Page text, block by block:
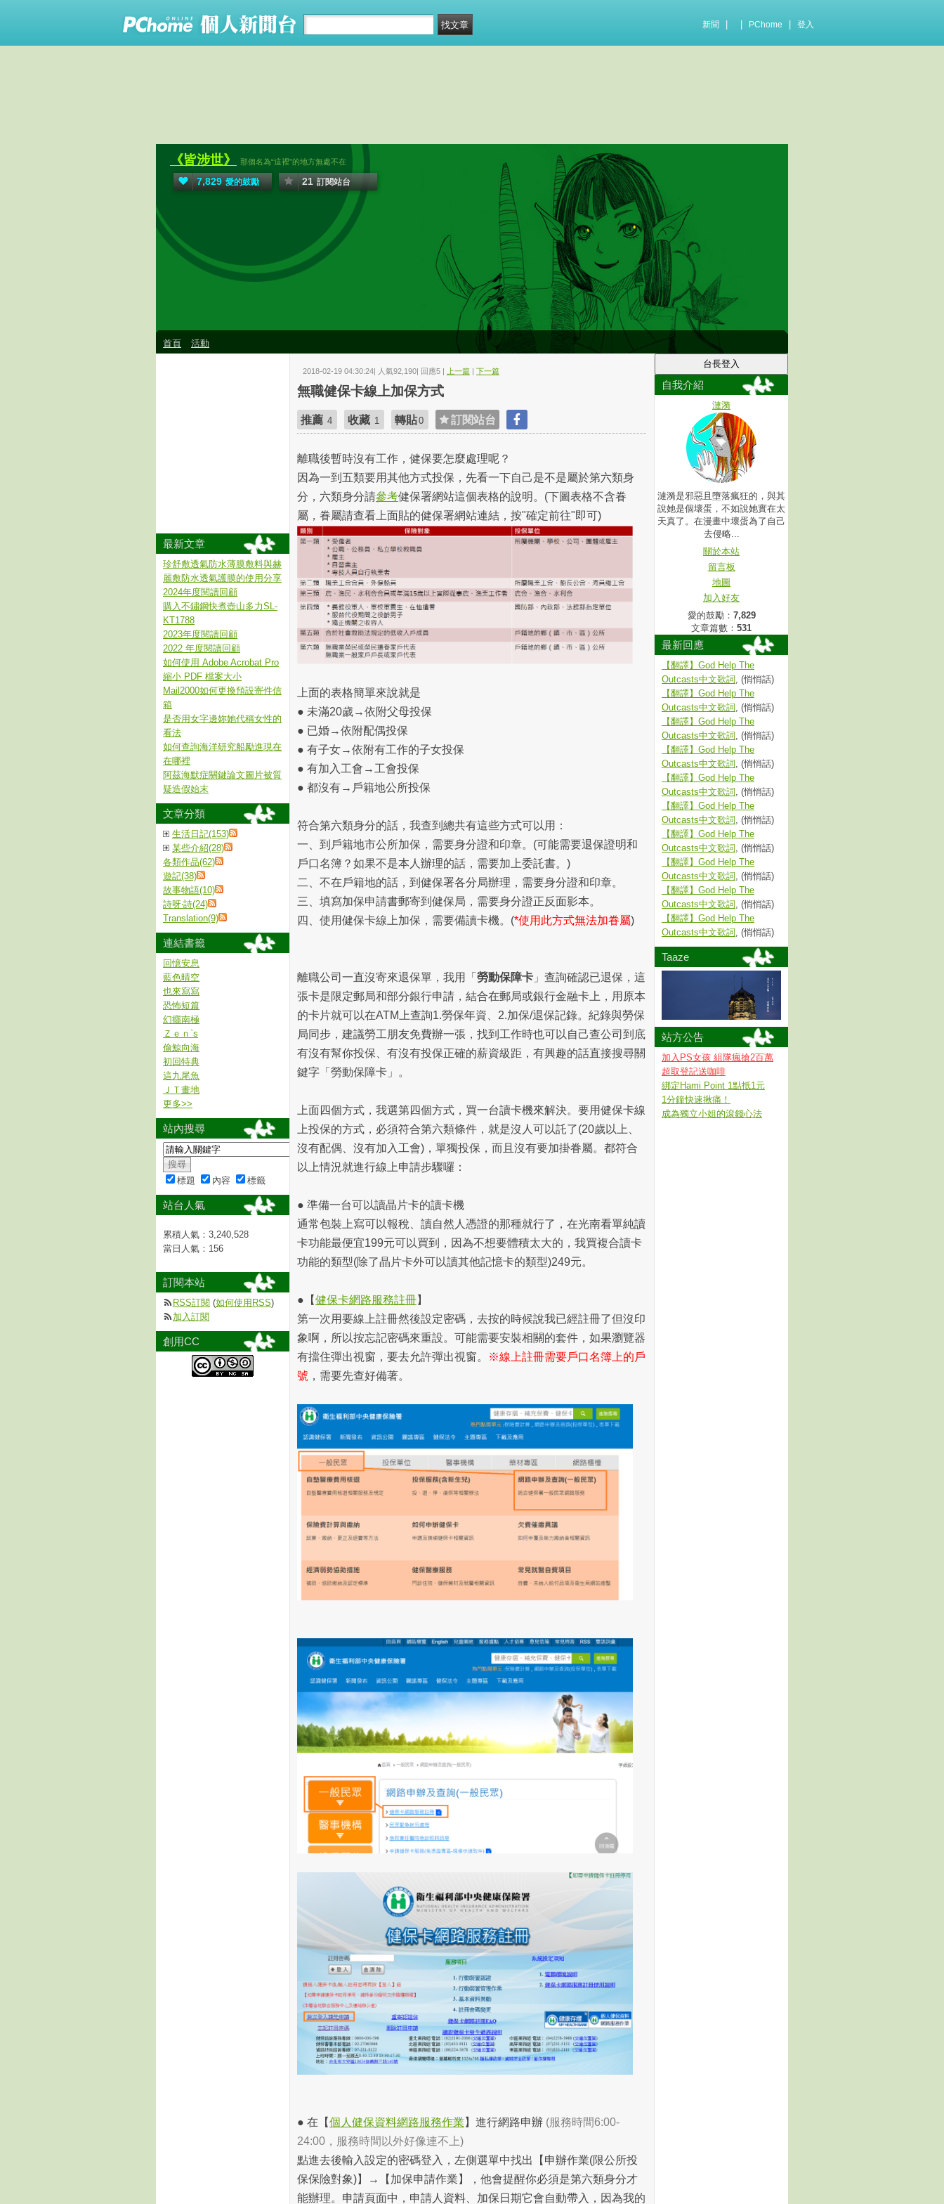
新聞 PChome 登入
《皆涉世》 那個名為“這裡”的地方無處不在
7,829 愛的鼓勵 21 訂閱站台
首頁 活動
2018-02-19 04:30:24| 人氣92,190| 回應5 | 上一篇 | 下一篇
無職健保卡線上加保方式
推薦 4 收藏 1 轉貼0 訂閱站台
離職後暫時沒有工作，健保要怎麼處理呢？
因為一到五類要用其他方式投保，先看一下自己是不是屬於第六類身
分，六類身分請參考健保署網站這個表格的說明。(下圖表格不含眷
屬，眷屬請查看上面貼的健保署網站連結，按"確定前往"即可)
上面的表格簡單來說就是
● 未滿20歲→依附父母投保
● 已婚→依附配偶投保
● 有子女→依附有工作的子女投保
● 有加入工會→工會投保
● 都沒有→戶籍地公所投保
符合第六類身分的話，我查到總共有這些方式可以用：
一、到戶籍地市公所加保，需要身分證和印章。(可能需要退保證明和
戶口名簿？如果不是本人辦理的話，需要加上委託書。)
二、不在戶籍地的話，到健保署各分局辦理，需要身分證和印章。
三、填寫加保申請書郵寄到健保局，需要身分證正反面影本。
四、使用健保卡線上加保，需要備讀卡機。(*使用此方式無法加眷屬)
離職公司一直沒寄來退保單，我用「 勞動保障卡 」查詢確認已退保，這
張卡是限定郵局和部分銀行申請，結合在郵局或銀行金融卡上，用原本
的卡片就可以在ATM上查詢1.勞保年資、2.加保/退保記錄。紀錄與勞保
局同步，建議勞工朋友免費辦一張，找到工作時也可以自己查公司到底
有沒有幫你投保、有沒有投保正確的薪資級距，有興趣的話直接搜尋關
鍵字「勞動保障卡」。
上面四個方式，我選第四個方式，買一台讀卡機來解決。要用健保卡線
上投保的方式，必須符合第六類條件，就是沒人可以託了(20歲以上、
沒有配偶、沒有加入工會)，單獨投保，而且沒有要加掛眷屬。都符合
以上情況就進行線上申請步驟囉：
● 準備一台可以讀晶片卡的讀卡機
通常包裝上寫可以報稅、讀自然人憑證的那種就行了，在光南看單純讀
卡功能最便宜199元可以買到，因為不想要體積太大的，我買複合讀卡
功能的類型(除了晶片卡外可以讀其他記憶卡的類型)249元。
●【健保卡網路服務註冊】
第一次用要線上註冊然後設定密碼，去按的時候說我已經註冊了但沒印
象啊，所以按忘記密碼來重設。可能需要安裝相關的套件，如果瀏覽器
有擋住彈出視窗，要去允許彈出視窗。
※線上註冊需要戶口名簿上的戶
號 ，需要先查好備著。
● 在【個人健保資料網路服務作業 】進行網路申辦 (服務時間6:00-
24:00，服務時間以外好像連不上)
點進去後輸入設定的密碼登入，左側選單中找出【申辦作業(限公所投
保保險對象)】→【加保申請作業】，他會提醒你必須是第六類身分才
能辦理。申請頁面中，申請人資料、加保日期它會自動帶入，因為我的
自我介紹
漣漪
漣漪是邪惡且墮落瘋狂的，與其
說她是個壞蛋，不如說她實在太
天真了。在漫畫中壞蛋為了自己
去侵略...
關於本站
留言板
地圖
加入好友
愛的鼓勵： 7,829
文章篇數： 531
最新回應
【翻譯】God Help The
Outcasts中文歌詞 , (悄悄話)
【翻譯】God Help The
Outcasts中文歌詞 , (悄悄話)
【翻譯】God Help The
Outcasts中文歌詞 , (悄悄話)
【翻譯】God Help The
Outcasts中文歌詞 , (悄悄話)
【翻譯】God Help The
Outcasts中文歌詞 , (悄悄話)
【翻譯】God Help The
Outcasts中文歌詞 , (悄悄話)
【翻譯】God Help The
Outcasts中文歌詞 , (悄悄話)
【翻譯】God Help The
Outcasts中文歌詞 , (悄悄話)
【翻譯】God Help The
Outcasts中文歌詞 , (悄悄話)
【翻譯】God Help The
Outcasts中文歌詞 , (悄悄話)
Taaze
站方公告
加入PS女孩 組隊瘋搶2百萬
超取登記送咖啡
綁定Hami Point 1點抵1元
1分鐘快速揪痛！
成為獨立小姐的滾錢心法
最新文章
珍舒敷透氣防水薄膜敷料與赫
麗敷防水透氣護膜的使用分享
2024年度閱讀回顧
購入不鏽鋼快煮壺山多力SL-
KT1788
2023年度閱讀回顧
2022 年度閱讀回顧
如何使用 Adobe Acrobat Pro
縮小 PDF 檔案大小
Mail2000如何更換預設寄件信
箱
是否用女字邊妳她代稱女性的
看法
如何查詢海洋研究船勵進現在
在哪裡
阿茲海默症關鍵論文圖片被質
疑造假始末
文章分類
生活日記(153)
某些介紹(28)
各類作品(62)
遊記(38)
故事物語(10)
詩呀‧詩(24)
Translation(9)
連結書籤
回憶安息
藍色晴空
也來寫寫
恐怖短篇
幻癮南極
Ｚｅｎ`s
偷鯨向海
初回特典
這九尾魚
ＪＴ畫地
更多>>
站內搜尋
標題 內容 標籤
站台人氣
累積人氣： 3,240,528
當日人氣： 156
訂閱本站
RSS訂閱 (如何使用RSS)
加入訂閱
創用CC